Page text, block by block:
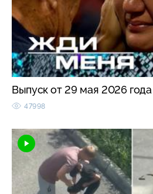
Выпуск от 29 мая 2026 года
47998